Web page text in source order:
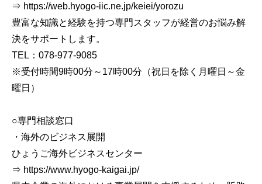
⇒ https://web.hyogo-iic.ne.jp/keiei/yorozu
豊富な知識と経験を持つ専門スタッフが経営のお悩み解
決をサポートします。
TEL：078-977-9085
※受付時間9時00分～17時00分（祝日を除く月曜日～金
曜日）
○専門相談窓口
・海外のビジネス展開
ひょうご海外ビジネスセンター
⇒ https://www.hyogo-kaigai.jp/